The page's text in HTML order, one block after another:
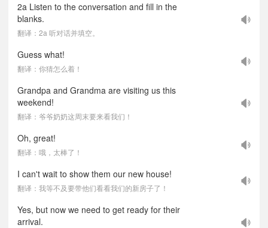
2a Listen to the conversation and fill in the
blanks.
翻译：2a 听对话并填空。
Guess what!
翻译：你猜怎么着！
Grandpa and Grandma are visiting us this
weekend!
翻译：爷爷奶奶这周末要来看我们！
Oh, great!
翻译：哦，太棒了！
I can't wait to show them our new house!
翻译：我等不及要带他们看看我们的新房子了！
Yes, but now we need to get ready for their
arrival.